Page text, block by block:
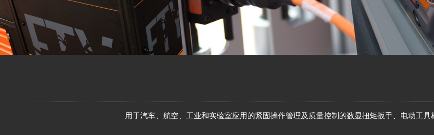
用于汽车、航空、工业和实验室应用的紧固操作管理及质量控制的数显扭矩扳手、电动工